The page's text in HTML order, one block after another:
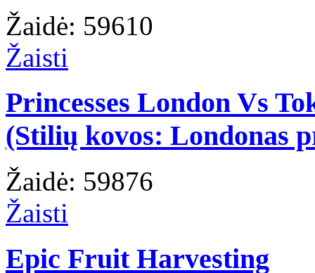
Žaidė: 59610
Žaisti
Princesses London Vs
(Stilių kovos: Londonas
Žaidė: 59876
Žaisti
Epic Fruit Harvesting